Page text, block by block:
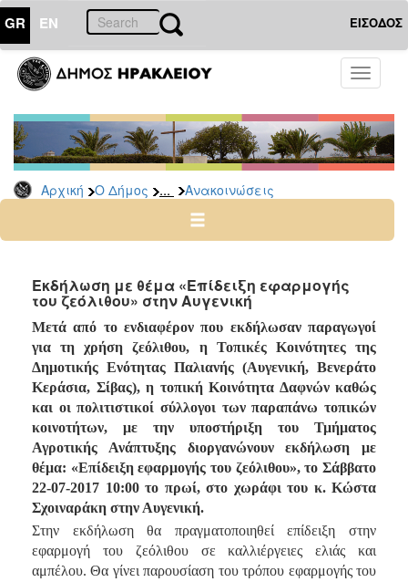
GR EN ΕΙΣΟΔΟΣ
Toggle
Αρχική Ο Δήμος ... Ανακοινώσεις
ΔΗΜΟΣ
Υπηρεσίες
Φορείς
Δημοτικές
Υπηρεσίες
Ηλεκτρονική
Διακυβέρνηση
Σχολικές
Επιτροπές
Αγροτική
Ανάπτυξη
Ανακοινώσεις
Προγράμματα
Προσχολική
Αγωγή
Κοιμητήρια
Κέντρο
Οικογένειας
Εκδήλωση με θέμα «Επίδειξη εφαρμογής
του ζεόλιθου» στην Αυγενική
Μετά από το ενδιαφέρον που εκδήλωσαν παραγωγοί
για τη χρήση ζεόλιθου, η Τοπικές Κοινότητες της
Δημοτικής Ενότητας Παλιανής (Αυγενική, Βενεράτο
Κεράσια, Σίβας), η τοπική Κοινότητα Δαφνών καθώς
και οι πολιτιστικοί σύλλογοι των παραπάνω τοπικών
κοινοτήτων, με την υποστήριξη του Τμήματος
Αγροτικής Ανάπτυξης διοργανώνουν εκδήλωση με
θέμα: «Επίδειξη εφαρμογής του ζεόλιθου», το Σάββατο
22-07-2017 10:00 το πρωί, στο χωράφι του κ. Κώστα
Σχοιναράκη στην Αυγενική.
Στην εκδήλωση θα πραγματοποιηθεί επίδειξη στην
εφαρμογή του ζεόλιθου σε καλλιέργειες ελιάς και
αμπέλου. Θα γίνει παρουσίαση του τρόπου εφαρμογής του